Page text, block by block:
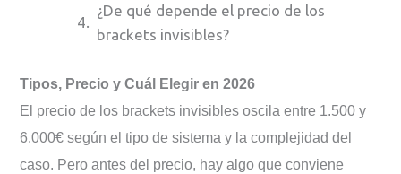
¿De qué depende el precio de los
brackets invisibles?
conviene?
invisibles frente a los metálicos?
Tipos, Precio y Cuál Elegir en 2026
El precio de los brackets invisibles oscila entre 1.500 y
6.000€ según el tipo de sistema y la complejidad del
caso. Pero antes del precio, hay algo que conviene